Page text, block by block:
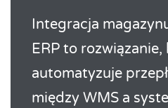
Integracja
ERP to
automatyzuje
między WMS a